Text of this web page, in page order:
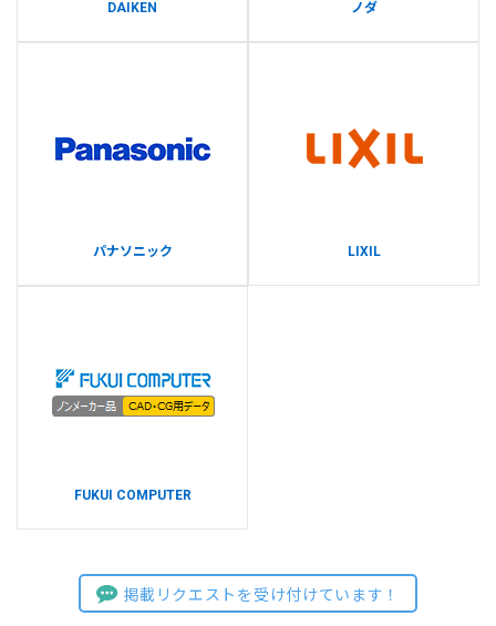
DAIKEN ノダ
パナソニック LIXIL
FUKUI COMPUTER
掲載リクエストを受け付けています！